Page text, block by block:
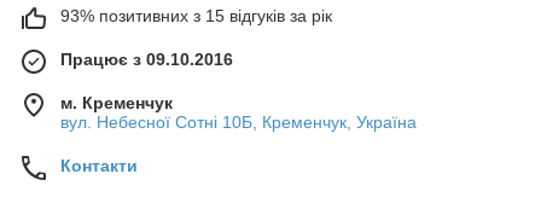
93% позитивних з 15 відгуків за рік
Працює з 09.10.2016
м. Кременчук
вул. Небесної Сотні 10Б, Кременчук, Україна
Контакти